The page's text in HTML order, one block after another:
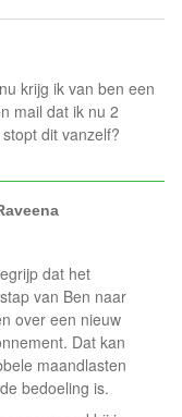
krijg ik van ben een
mail dat ik nu 2
dit vanzelf?
dat het
van Ben naar
over een nieuw
Dat kan
maandlasten
bedoeling is.